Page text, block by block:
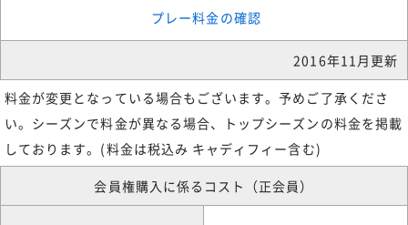
プレー料金の確認
2016年11月更新
料金が変更となっている場合もございます。予めご了承くださ
い。シーズンで料金が異なる場合、トップシーズンの料金を掲載
しております。(料金は税込み キャディフィー含む)
会員権購入に係るコスト（正会員）